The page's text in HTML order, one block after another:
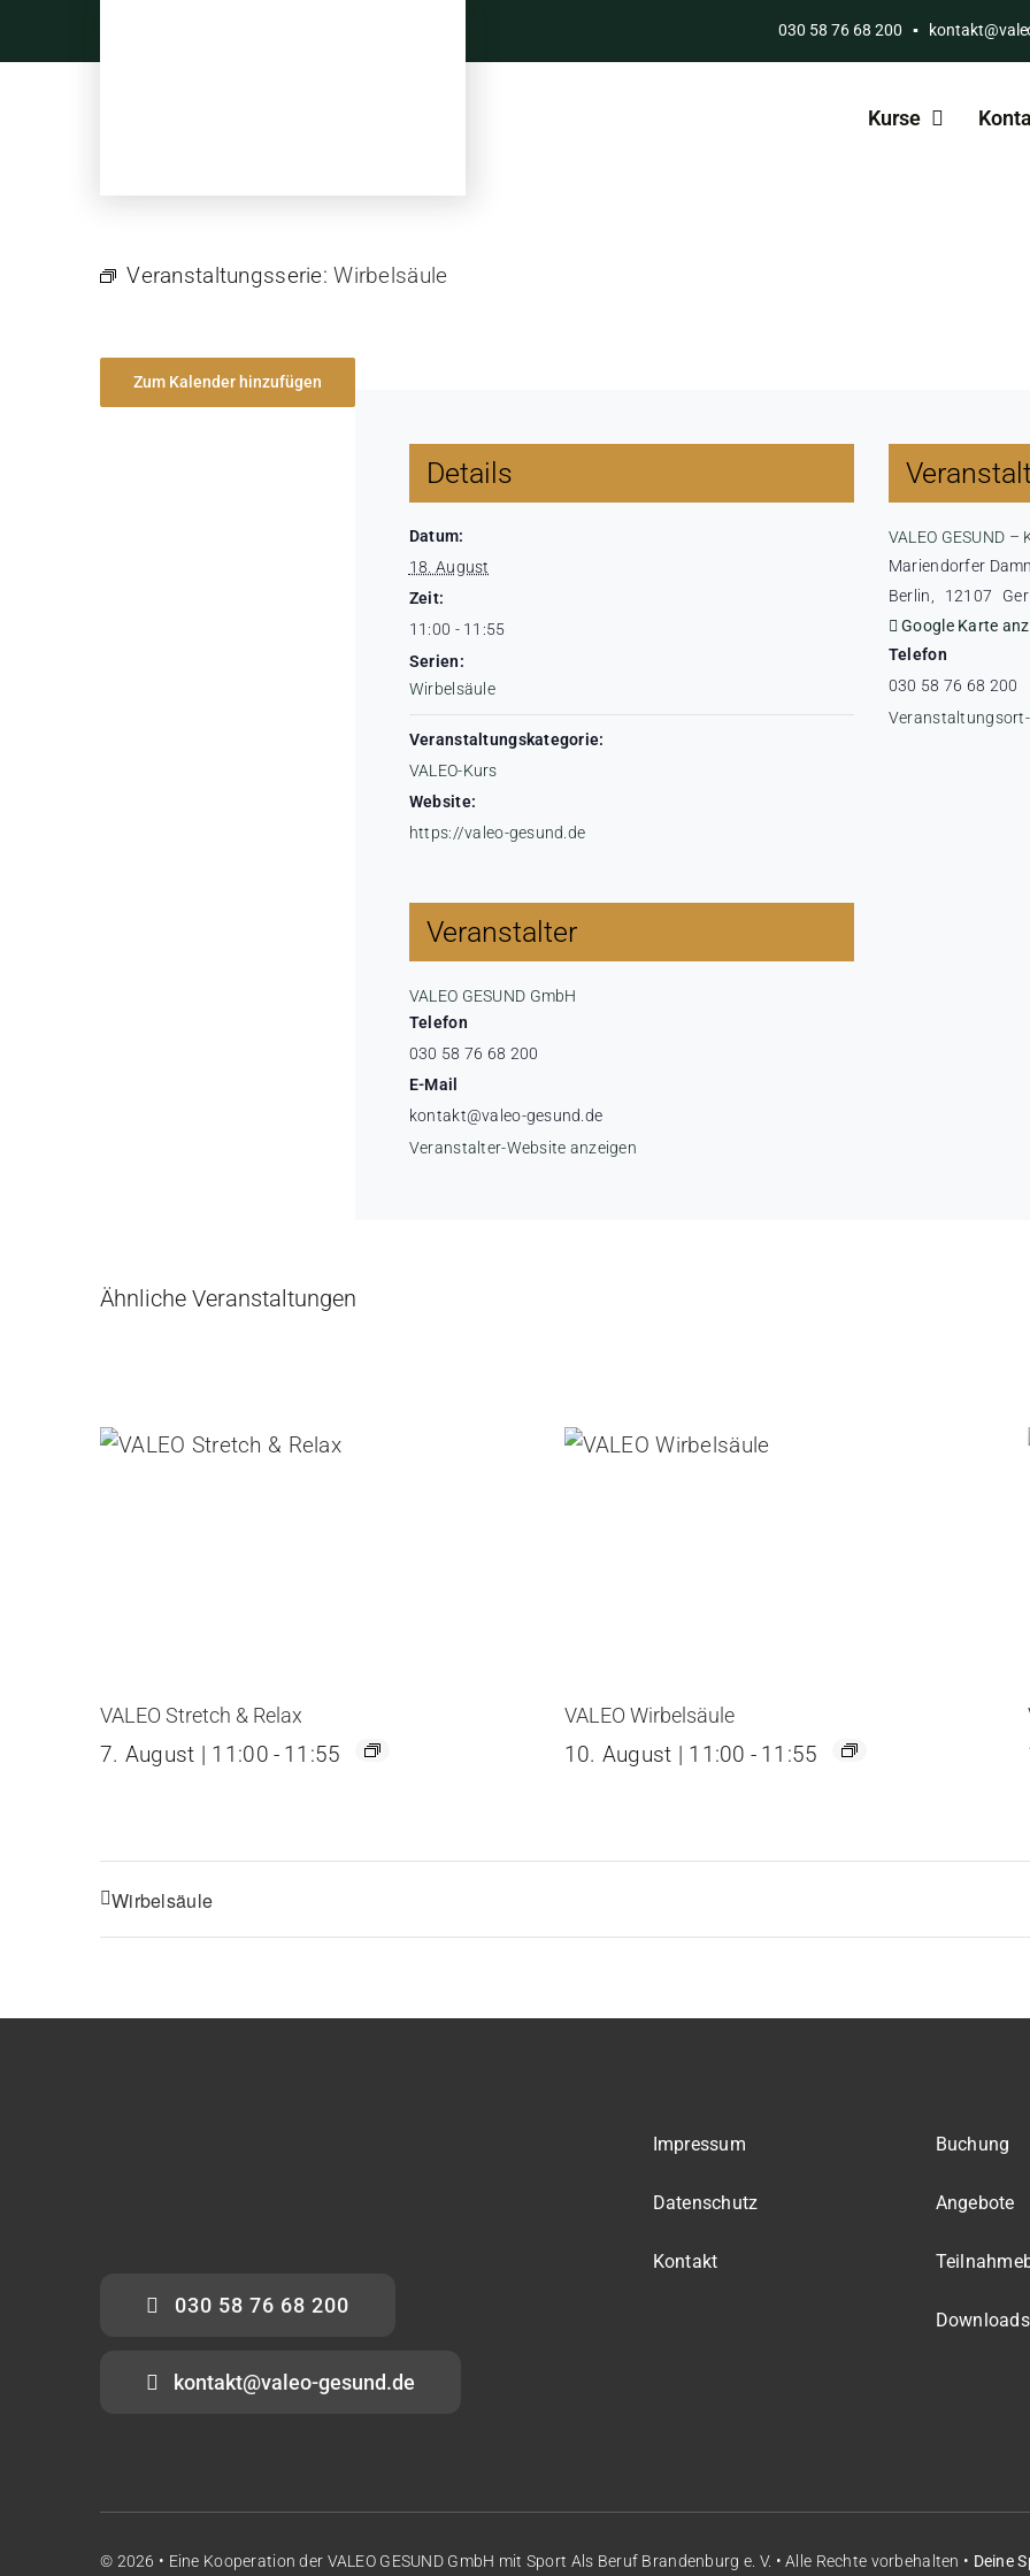
030 58 76 68 200 ▪
Kurse
Veranstaltungsserie:Wirbelsäule
Zum Kalender hinzufügen
Details
Datum:
18. August
Zeit:
11:00 - 11:55
Serien:
Wirbelsäule
Veranstaltungskategorie:
VALEO-Kurs
Website:
https://valeo-gesund.de
Veranstalter
VALEO GESUND GmbH
Telefon
030 58 76 68 200
E-Mail
kontakt@valeo-gesund.de
Veranstalter-Website anzeigen
VALEO GESUND –
Mariendorfer
Berlin
12107
Google Karte
Telefon
030 58 76 68 200
Ähnliche Veranstaltungen
VALEO Stretch & Relax
7. August | 11:00 - 11:55
VALEO Wirbelsäule
10. August | 11:00 - 11:55
Wirbelsäule
030 58 76 68 200
kontakt@valeo-gesund.de
Impressum
Datenschutz
Kontakt
Buchung
Angebote
Downloads
© 2026 • Eine Kooperation der VALEO GESUND GmbH mit Sport Als Beruf Brandenburg e. V. • Alle Rechte vorbehalten • Deine